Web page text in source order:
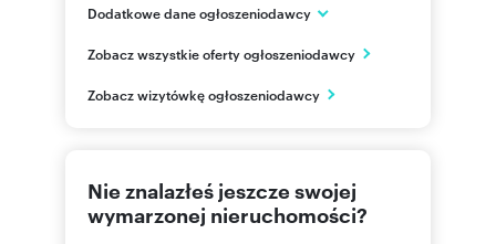
Dodatkowe dane ogłoszeniodawcy
Spółka komandytowa
Warszawa
692 25 Pokaż telefon
Zobacz wszystkie oferty ogłoszeniodawcy
Zobacz wizytówkę ogłoszeniodawcy
Nie znalazłeś jeszcze swojej
wymarzonej nieruchomości?